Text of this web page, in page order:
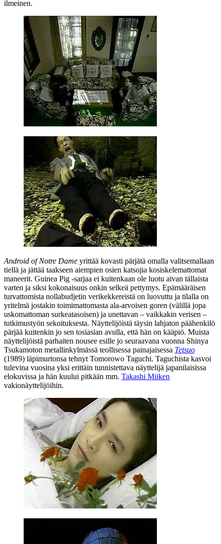
ilmeinen.
Android of Notre Dame yrittää kovasti pärjätä omalla valitsemallaan
tiellä ja jättää taakseen aiempien osien katsojia kosiskelemattomat
maneerit. Guinea Pig ‑sarjaa ei kuitenkaan ole luotu aivan tällaista
varten ja siksi kokonaisuus onkin selkeä pettymys. Epämääräisen
turvattomista nollabudjetin verikekkereistä on luovuttu ja tilalla on
yritelmä jostakin toimimattomasta ala‑arvoisen goren (välillä jopa
uskomattoman surkeatasoisen) ja unettavan – vaikkakin verisen –
tutkimustyön sekoituksesta. Näyttelijöistä täysin lahjaton päähenkilö
pärjää kuitenkin jo sen tosiasian avulla, että hän on kääpiö. Muista
näyttelijöistä parhaiten nousee esille jo seuraavana vuonna Shinya
Tsukamoton metallinkylmässä teollisessa painajaisessa Tetsuo
(1989) läpimurtonsa tehnyt Tomorowo Taguchi. Taguchista kasvoi
tulevina vuosina yksi erittäin tunnistettava näyttelijä japanilaisissa
elokuvissa ja hän kuului pitkään mm. Takashi Miiken
vakionäyttelijöihin.